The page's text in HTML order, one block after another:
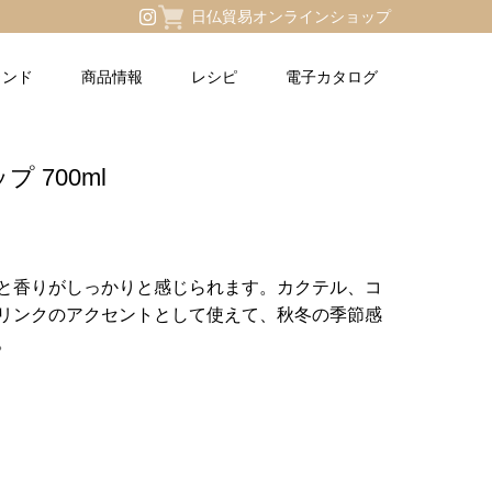
日仏貿易オンラインショップ
ド 商品情報 レシピ 電子カタログ
700ml
香りがしっかりと感じられます。カクテル、コ
ンクのアクセントとして使えて、秋冬の季節感